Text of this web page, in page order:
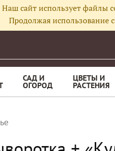
Наш сайт использует файлы
Продолжая использование
САД И
ОГОРОД
ЦВЕТЫ И
РАСТЕНИЯ